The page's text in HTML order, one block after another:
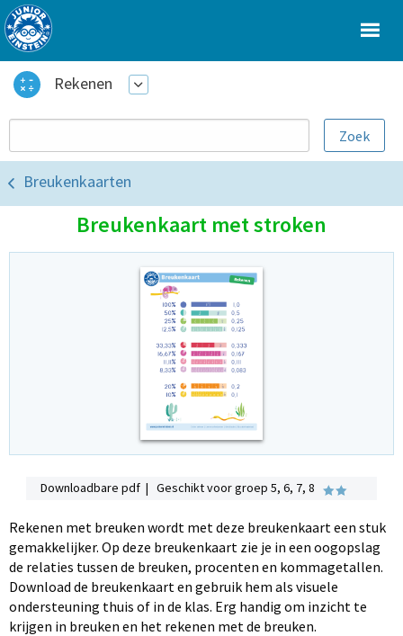
Rekenen
Breukenkaarten
Breukenkaart met stroken
Downloadbare pdf | Geschikt voor groep 5, 6, 7, 8
Rekenen met breuken wordt met deze breukenkaart een stuk
gemakkelijker. Op deze breukenkaart zie je in een oogopslag
de relaties tussen de breuken, procenten en kommagetallen.
Download de breukenkaart en gebruik hem als visuele
ondersteuning thuis of in de klas. Erg handig om inzicht te
krijgen in breuken en het rekenen met de breuken.